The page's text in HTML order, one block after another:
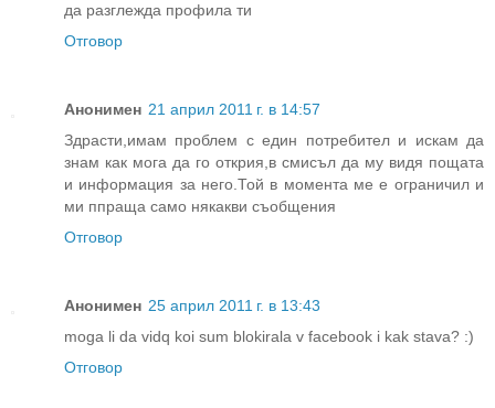
да разглежда профила ти
Отговор
Анонимен 21 април 2011 г. в 14:57
Здрасти,имам проблем с един потребител и искам да
знам как мога да го открия,в смисъл да му видя пощата
и информация за него.Той в момента ме е ограничил и
ми ппраща само някакви съобщения
Отговор
Анонимен 25 април 2011 г. в 13:43
moga li da vidq koi sum blokirala v facebook i kak stava? :)
Отговор